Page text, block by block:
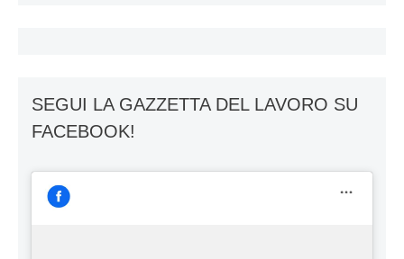
SEGUI LA GAZZETTA DEL LAVORO SU
FACEBOOK!